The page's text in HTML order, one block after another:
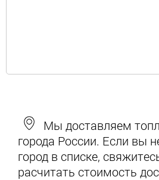
Мы доставляем
города России. Если вы
город в списке,
расчитать стоимость